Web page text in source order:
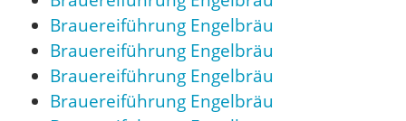
Brauereiführung Engelbräu
Brauereiführung Engelbräu
Brauereiführung Engelbräu
Brauereiführung Engelbräu